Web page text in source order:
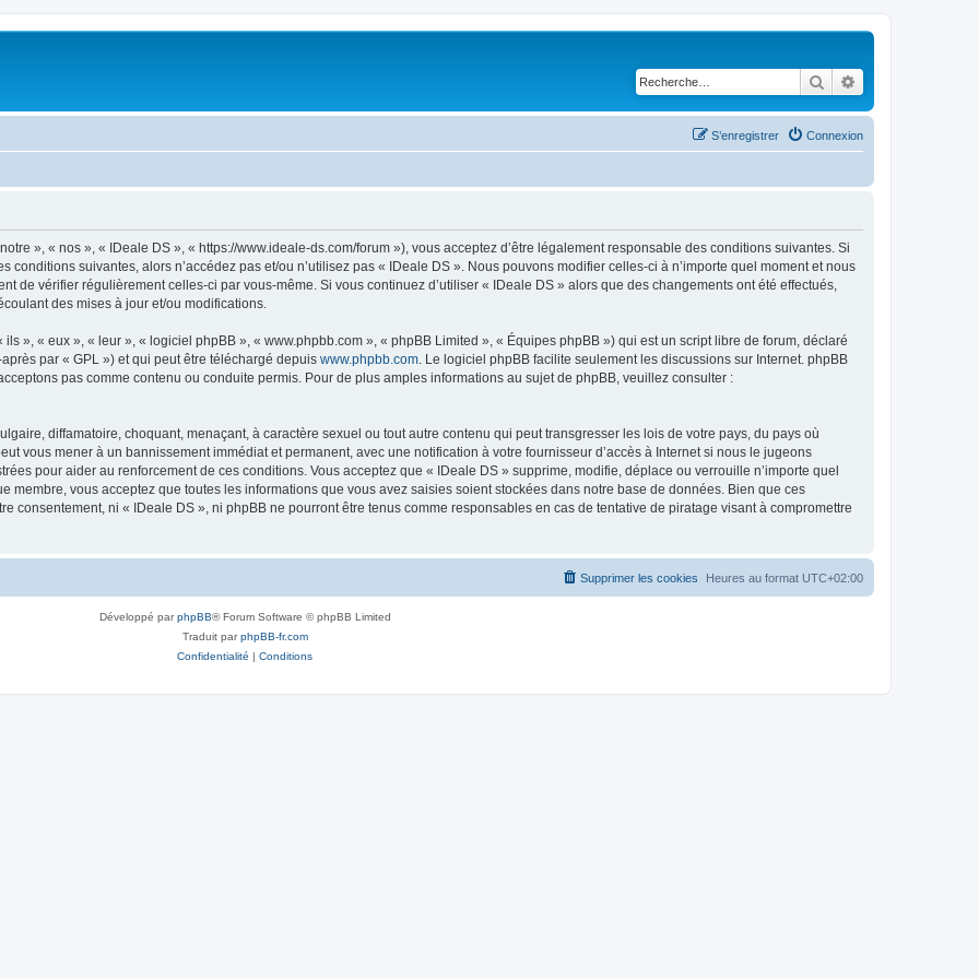
Rechercher
Connexion
S’enregistrer
», « nos », « IDeale DS », « https://www.ideale-ds.com/forum »), vous acceptez d’être légalement responsable des conditions suivantes. Si
conditions suivantes, alors n’accédez pas et/ou n’utilisez pas « IDeale DS ». Nous pouvons modifier celles-ci à n’importe quel moment et nous
de vérifier régulièrement celles-ci par vous-même. Si vous continuez d’utiliser « IDeale DS » alors que des changements ont été effectués,
des mises à jour et/ou modifications.
», « eux », « leur », « logiciel phpBB », « www.phpbb.com », « phpBB Limited », « Équipes phpBB ») qui est un script libre de forum, déclaré
par « GPL ») et qui peut être téléchargé depuis www.phpbb.com. Le logiciel phpBB facilite seulement les discussions sur Internet. phpBB
pas comme contenu ou conduite permis. Pour de plus amples informations au sujet de phpBB, veuillez consulter :
diffamatoire, choquant, menaçant, à caractère sexuel ou tout autre contenu qui peut transgresser les lois de votre pays, du pays où
vous mener à un bannissement immédiat et permanent, avec une notification à votre fournisseur d’accès à Internet si nous le jugeons
pour aider au renforcement de ces conditions. Vous acceptez que « IDeale DS » supprime, modifie, déplace ou verrouille n’importe quel
membre, vous acceptez que toutes les informations que vous avez saisies soient stockées dans notre base de données. Bien que ces
consentement, ni « IDeale DS », ni phpBB ne pourront être tenus comme responsables en cas de tentative de piratage visant à compromettre
Heures au format UTC+02:00
Supprimer les cookies
Développé parphpBB® Forum Software © phpBB Limited
Traduit parphpBB-fr.com
Confidentialité | Conditions